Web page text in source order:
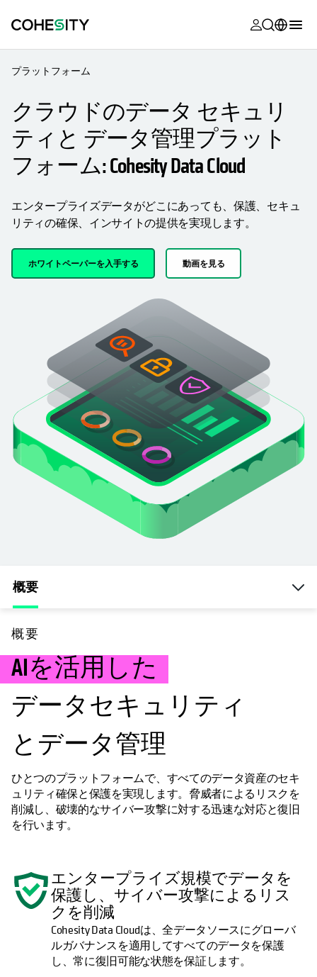
新しいタ
新しいタ
Alta
新しいタ
サポート
新しいタ
新しいタ
新しいタ
新しいタ
新しいタ
Deutsch (Germany)
Français (France)
Português (Brazil)
한국어 (South
Korea)
Español (Spain)
プラットフォーム
クラウドのデータ セキュリ
ティと データ管理プラット
フォーム: Cohesity Data Cloud
エンタープライズデータがどこにあっても、保護、セキュ
リティの確保、インサイトの提供を実現します。
ホワイトペーパーを入手する 動画を見る
概要
概要
AIを活用した
データセキュリティ
とデータ管理
ひとつのプラットフォームで、すべてのデータ資産のセキ
ュリティ確保と保護を実現します。脅威者によるリスクを
削減し、破壊的なサイバー攻撃に対する迅速な対応と復旧
を行います。
エンタープライズ規模でデータを
保護し、サイバー攻撃によるリス
クを削減
Cohesity Data Cloudは、全データソースにグローバ
ルガバナンスを適用してすべてのデータを保護
し、常に復旧可能な状態を保証します。